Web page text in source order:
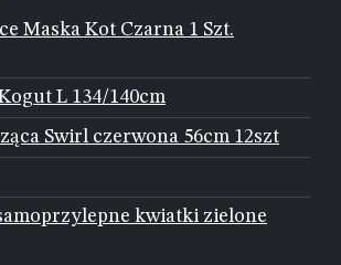
Maska Kot Czarna 1 Szt.
L 134/140cm
Swirl czerwona 56cm 12szt
kwiatki zielone